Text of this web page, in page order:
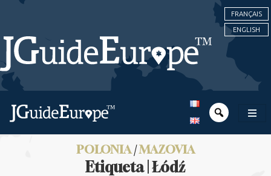
FRANÇAIS
ENGLISH
POLONIA/MAZOVIA
Etiqueta | Łódź